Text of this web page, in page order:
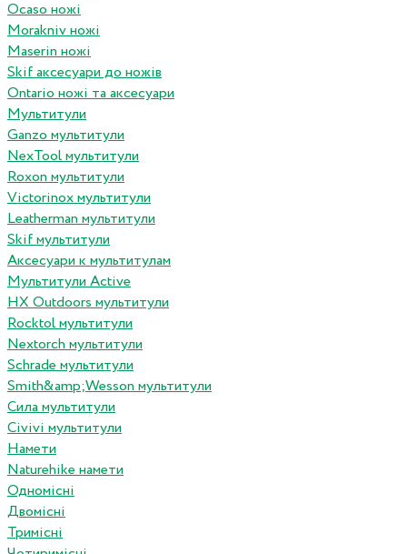
Ocaso ножі
Morakniv ножі
Maserin ножі
Skif аксесуари до ножів
Ontario ножі та аксесуари
Мультитули
Ganzo мультитули
NexTool мультитули
Roxon мультитули
Victorinox мультитули
Leatherman мультитули
Skif мультитули
Аксесуари к мультитулам
Мультитули Active
HX Outdoors мультитули
Rocktol мультитули
Nextorch мультитули
Schrade мультитули
Smith&amp;Wesson мультитули
Сила мультитули
Civivi мультитули
Намети
Naturehike намети
Одномісні
Двомісні
Тримісні